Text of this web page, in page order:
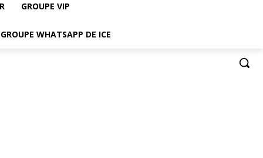
GROUPE VIP
WHATSAPP DE ICE